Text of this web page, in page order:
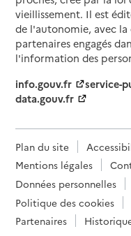
vieillissement. Il est
de l'autonomie, avec
partenaires engagés
l'information des
info.gouv.fr
service-
data.gouv.fr
Plan du site
Mentions légales
Données personnelles
Politique des cookies
Partenaires